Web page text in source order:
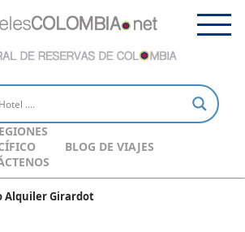
BLOG DE VIAJES
Alquiler Girardot